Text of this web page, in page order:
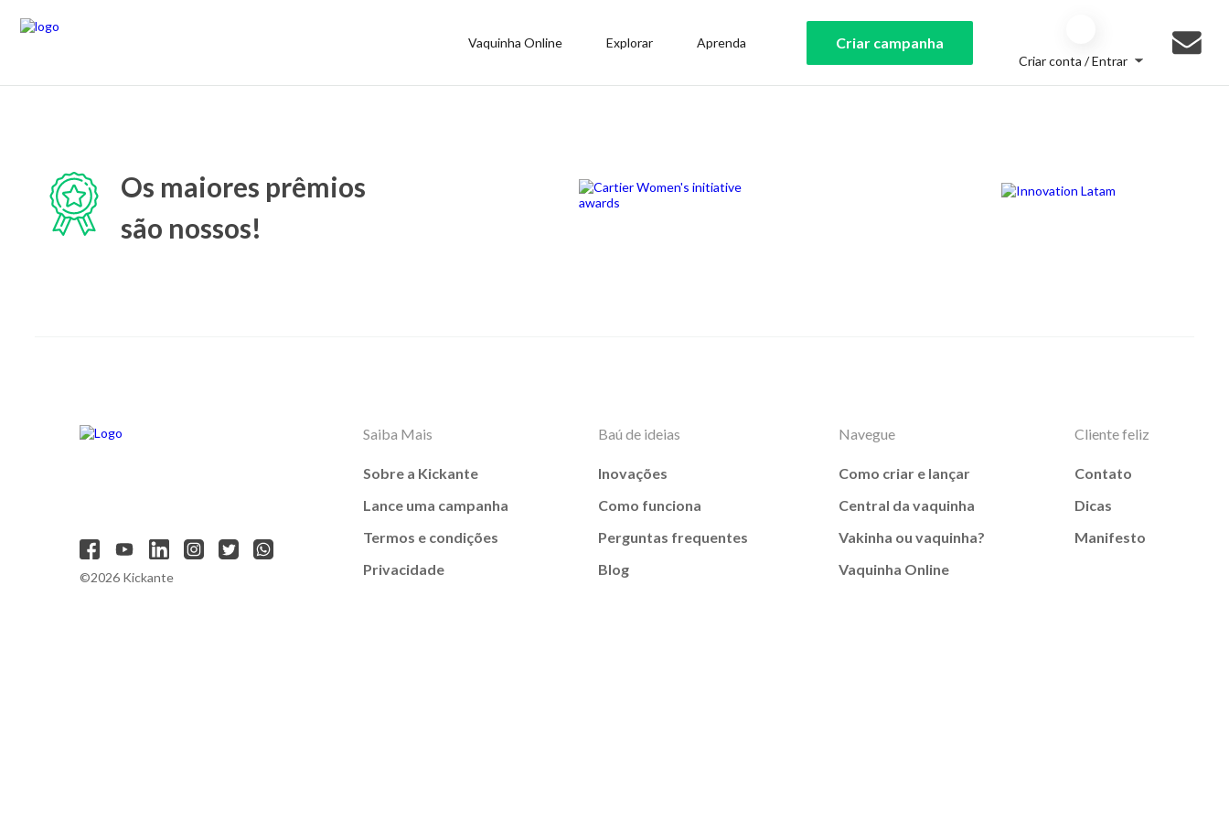
Vaquinha Online Explorar Aprenda Criar campanha
Criar conta / Entrar
Os maiores prêmios
são nossos!
©2026 Kickante
Saiba Mais
Sobre a Kickante
Lance uma campanha
Termos e condições
Privacidade
Baú de ideias
Inovações
Como funciona
Perguntas frequentes
Blog
Navegue
Como criar e lançar
Central da vaquinha
Vakinha ou vaquinha?
Vaquinha Online
Cliente feliz
Contato
Dicas
Manifesto